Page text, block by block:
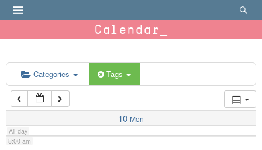
Calendar
Categories Tags
10 Mon
All-day
6:00 am
7:00 am
8:00 am